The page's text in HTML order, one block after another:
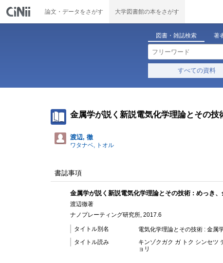
論文・データをさがす 大学図書館の本をさがす
図書・雑誌検索 著
すべての資料
金属学が説く新説電気化学理論とその
渡辺, 徹
ワタナベ, トオル
書誌事項
金属学が説く新説電気化学理論とその技術 : めっき
渡辺徹著
ナノプレーティング研究所, 2017.6
タイトル別名
電気化学理論とその技術 : 金属
タイトル読み
キンゾクガク ガ トク シンセツ
ョリ